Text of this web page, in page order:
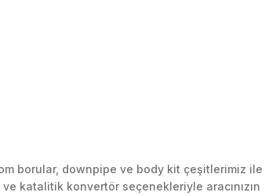
borular, downpipe ve body kit çeşitlerimiz ile
katalitik konvertör seçenekleriyle aracınızın